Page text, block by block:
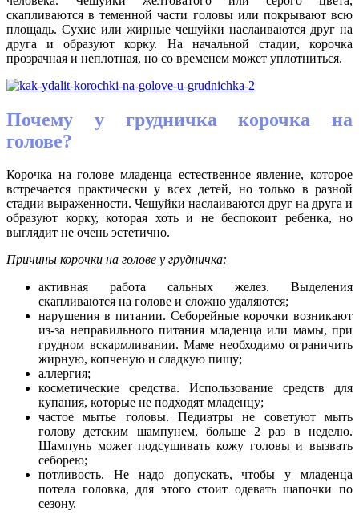
скапливаются в теменной части головы или покрывают всю
площадь. Сухие или жирные чешуйки наслаиваются друг на
друга и образуют корку. На начальной стадии, корочка
прозрачная и неплотная, но со временем может уплотниться.
Почему у грудничка корочка на
голове?
Корочка на голове младенца естественное явление, которое
встречается практически у всех детей, но только в разной
стадии выраженности. Чешуйки наслаиваются друг на друга и
образуют корку, которая хоть и не беспокоит ребенка, но
выглядит не очень эстетично.
Причины корочки на голове у грудничка:
активная работа сальных желез. Выделения
скапливаются на голове и сложно удаляются;
нарушения в питании. Себорейные корочки возникают
из-за неправильного питания младенца или мамы, при
грудном вскармливании. Маме необходимо ограничить
жирную, копченую и сладкую пищу;
аллергия;
косметические средства. Использование средств для
купания, которые не подходят младенцу;
частое мытье головы. Педиатры не советуют мыть
голову детским шампунем, больше 2 раз в неделю.
Шампунь может подсушивать кожу головы и вызвать
себорею;
потливость. Не надо допускать, чтобы у младенца
потела головка, для этого стоит одевать шапочки по
сезону.